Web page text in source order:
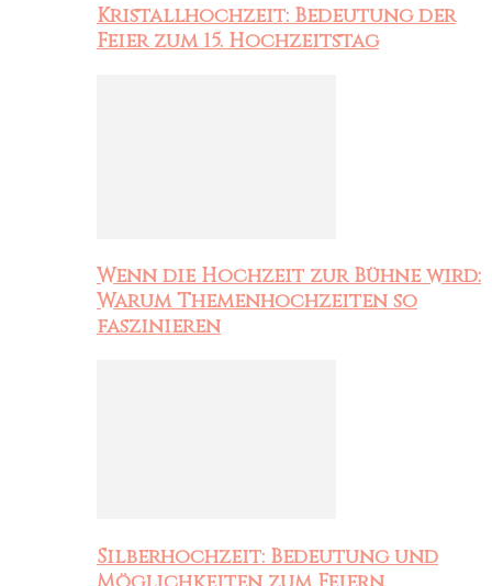
Kristallhochzeit: Bedeutung der
Feier zum 15. Hochzeitstag
Wenn die Hochzeit zur Bühne wird:
Warum Themenhochzeiten so
faszinieren
Silberhochzeit: Bedeutung und